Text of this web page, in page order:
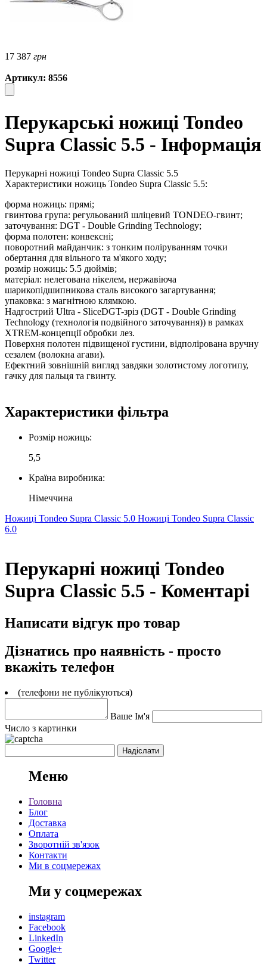
17 387 грн
Артикул: 8556
Перукарські ножиці Tondeo
Supra Classic 5.5 - Інформація
Перукарні ножиці Tondeo Supra Classic 5.5
Характеристики ножиць Tondeo Supra Classic 5.5:
форма ножиць: прямі;
гвинтова група: регульований шліцевий TONDEO-гвинт;
заточування: DGT - Double Grinding Technology;
форма полотен: конвексні;
поворотний майданчик: з тонким поліруванням точки
обертання для вільного та м'якого ходу;
розмір ножиць: 5.5 дюймів;
матеріал: нелегована нікелем, нержавіюча
шарикопідшипникова сталь високого загартування;
упаковка: з магнітною клямкою.
Надгострий Ultra - SliceDGT-зріз (DGT - Double Grinding
Technology (технологія подвійного заточування)) в рамках
XTREM-концепції обробки лез.
Поверхня полотен підвищеної густини, відполірована вручну
сезалем (волокна агави).
Ефектний зовнішній вигляд завдяки золотистому логотипу,
гачку для пальця та гвинту.
Характеристики фільтра
Розмір ножиць:
5,5
Країна виробника:
Німеччина
Ножиці Tondeo Supra Classic 5.0 Ножиці Tondeo Supra Classic
6.0
Перукарні ножиці Tondeo
Supra Classic 5.5 - Коментарі
Написати відгук про товар
Дізнатись про наявність - просто
вкажіть телефон
(телефони не публікуються)
Ваше Ім'я
Число з картинки
Меню
Головна
Блог
Доставка
Оплата
Зворотній зв'язок
Контакти
Ми в соцмережах
Ми у соцмережах
instagram
Facebook
LinkedIn
Google+
Twitter